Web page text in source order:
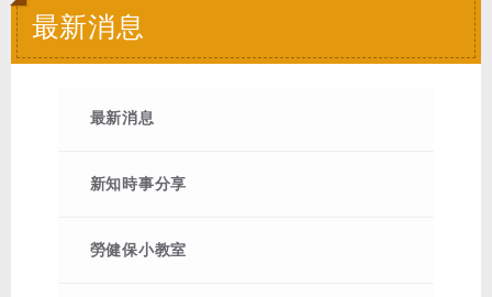
武陵深秋賞楓2天1夜度假之旅!!
2026-05-13會員福利：115/06/06 (六)自行車
2026-04-28115年五一勞動節連假公告
2026-02-23115年228和平紀念日連假公告
2026-01-16【115年度自強旅遊活動】阿里山
最新消息
最新消息
新知時事分享
勞健保小教室